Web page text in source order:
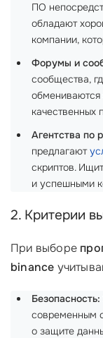
ПО
обладают
компании,
Форумы и
сообщества,
обмениваются
качественных
Агентства по
предлагают
скриптов.
и успешными
2. Критерии
При выборе
binance
Безопасность:
современным
о защите